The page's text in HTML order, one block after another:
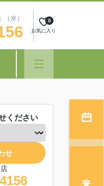
水）
お気に入り
0
ください
せ